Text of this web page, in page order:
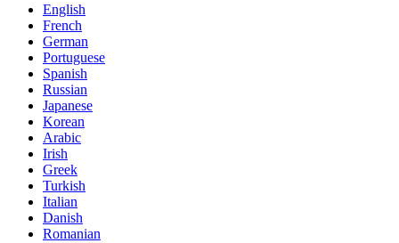
English
French
German
Portuguese
Spanish
Russian
Japanese
Korean
Arabic
Irish
Greek
Turkish
Italian
Danish
Romanian